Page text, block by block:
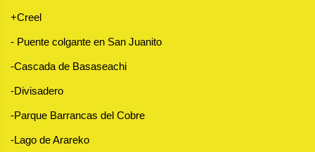
+Creel
- Puente colgante en San Juanito
-Cascada de Basaseachi
-Divisadero
-Parque Barrancas del Cobre
-Lago de Arareko